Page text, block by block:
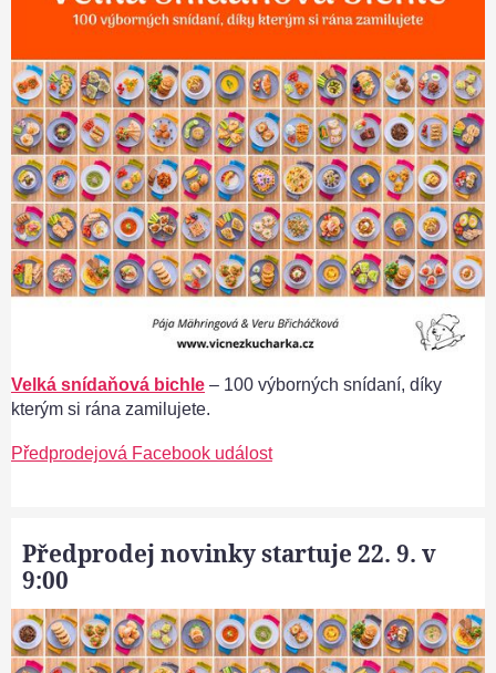
Velká snídaňová bichle – 100 výborných snídaní, díky
kterým si rána zamilujete.
Předprodejová Facebook událost
Předprodej novinky startuje 22. 9. v
9:00